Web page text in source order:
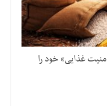
امنیت غذایی» خود را